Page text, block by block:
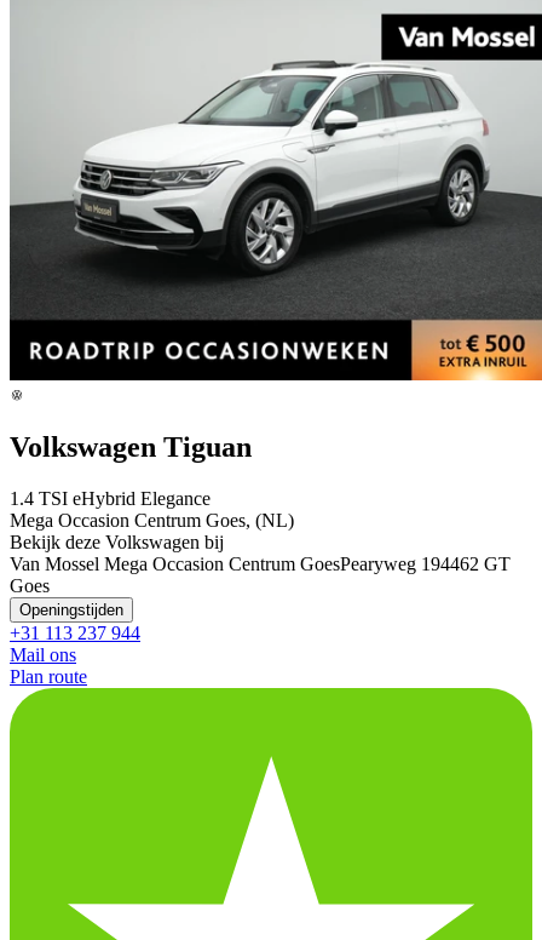
Volkswagen Tiguan
1.4 TSI eHybrid Elegance
Mega Occasion Centrum Goes, (NL)
Bekijk deze Volkswagen bij
Van Mossel Mega Occasion Centrum GoesPearyweg 194462 GT
Goes
Openingstijden
+31 113 237 944
Mail ons
Plan route